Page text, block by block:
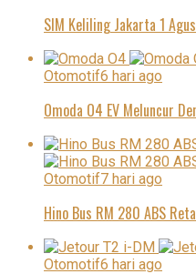
SIM Keliling Jakarta 1
Otomotif6 hari ago
Omoda O4 EV Meluncur
Otomotif7 hari ago
Hino Bus RM 280 ABS
Otomotif6 hari ago